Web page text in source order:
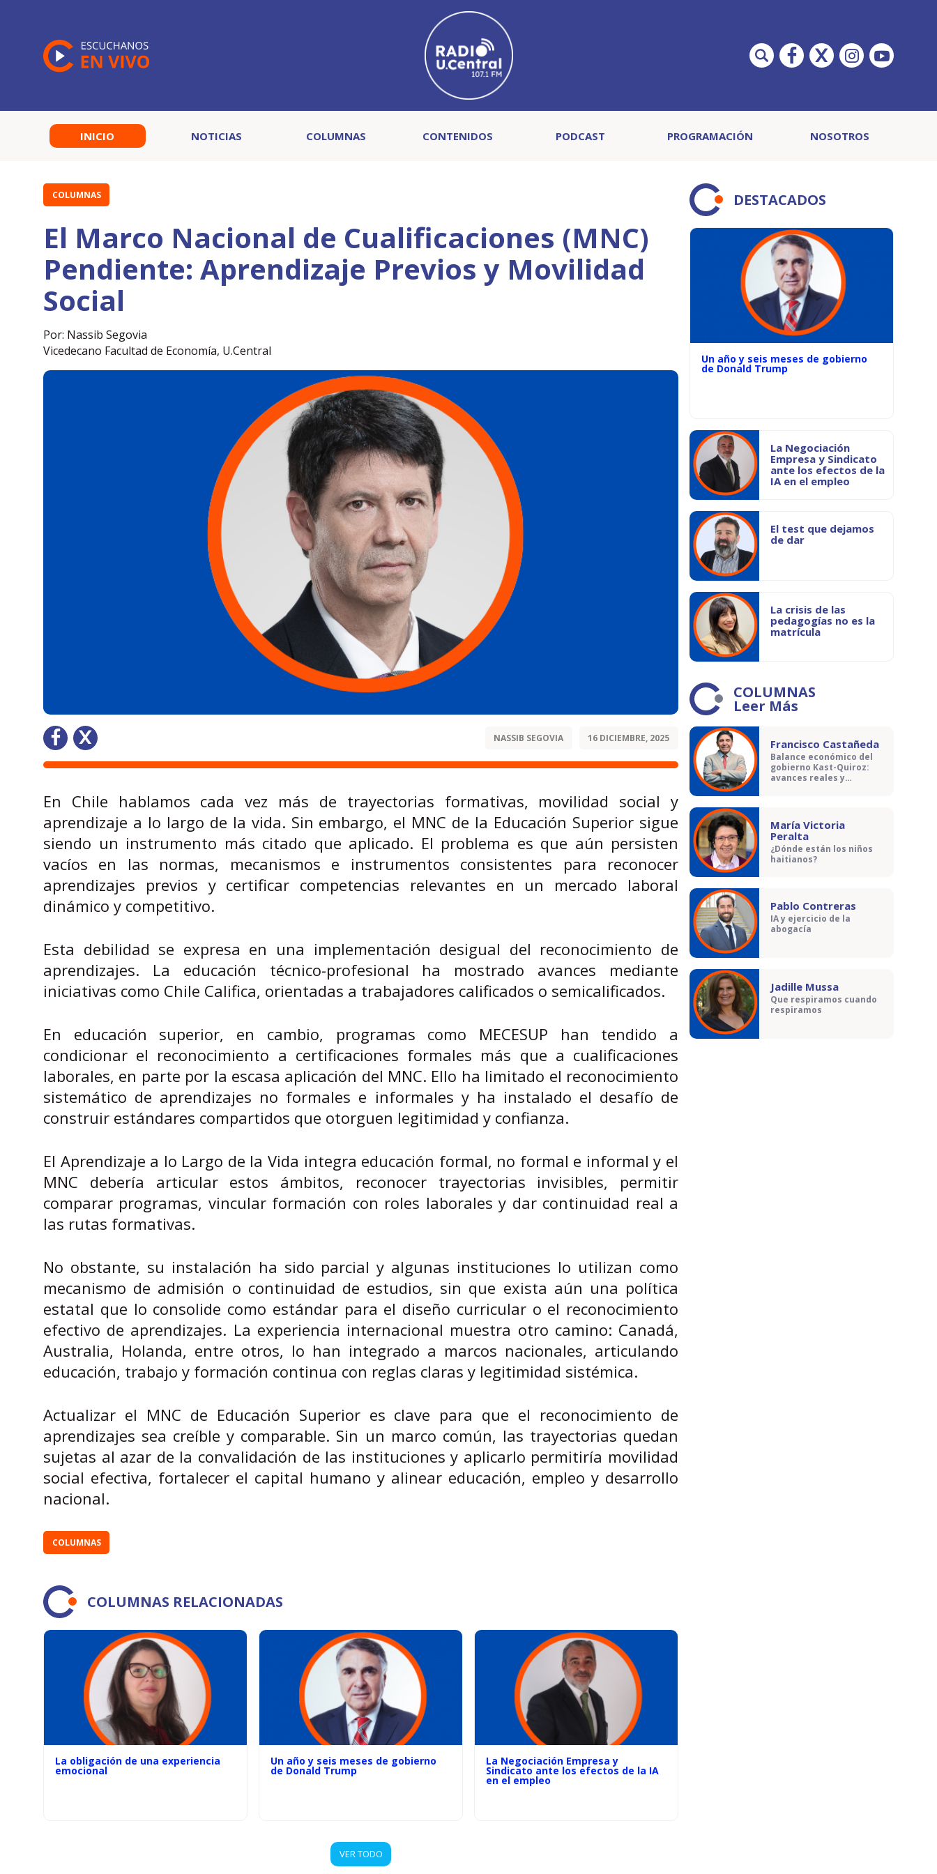
INICIO NOTICIAS COLUMNAS CONTENIDOS PODCAST PROGRAMACIÓN NOSOTROS
COLUMNAS
El Marco Nacional de Cualificaciones (MNC)
Pendiente: Aprendizaje Previos y Movilidad
Social
Por: Nassib Segovia
Vicedecano Facultad de Economía, U.Central
NASSIB SEGOVIA 16 DICIEMBRE, 2025
En Chile hablamos cada vez más de trayectorias formativas, movilidad social y
aprendizaje a lo largo de la vida. Sin embargo, el MNC de la Educación Superior sigue
siendo un instrumento más citado que aplicado. El problema es que aún persisten
vacíos en las normas, mecanismos e instrumentos consistentes para reconocer
aprendizajes previos y certificar competencias relevantes en un mercado laboral
dinámico y competitivo.
Esta debilidad se expresa en una implementación desigual del reconocimiento de
aprendizajes. La educación técnico-profesional ha mostrado avances mediante
iniciativas como Chile Califica, orientadas a trabajadores calificados o semicalificados.
En educación superior, en cambio, programas como MECESUP han tendido a
condicionar el reconocimiento a certificaciones formales más que a cualificaciones
laborales, en parte por la escasa aplicación del MNC. Ello ha limitado el reconocimiento
sistemático de aprendizajes no formales e informales y ha instalado el desafío de
construir estándares compartidos que otorguen legitimidad y confianza.
El Aprendizaje a lo Largo de la Vida integra educación formal, no formal e informal y el
MNC debería articular estos ámbitos, reconocer trayectorias invisibles, permitir
comparar programas, vincular formación con roles laborales y dar continuidad real a
las rutas formativas.
No obstante, su instalación ha sido parcial y algunas instituciones lo utilizan como
mecanismo de admisión o continuidad de estudios, sin que exista aún una política
estatal que lo consolide como estándar para el diseño curricular o el reconocimiento
efectivo de aprendizajes. La experiencia internacional muestra otro camino: Canadá,
Australia, Holanda, entre otros, lo han integrado a marcos nacionales, articulando
educación, trabajo y formación continua con reglas claras y legitimidad sistémica.
Actualizar el MNC de Educación Superior es clave para que el reconocimiento de
aprendizajes sea creíble y comparable. Sin un marco común, las trayectorias quedan
sujetas al azar de la convalidación de las instituciones y aplicarlo permitiría movilidad
social efectiva, fortalecer el capital humano y alinear educación, empleo y desarrollo
nacional.
COLUMNAS
COLUMNAS RELACIONADAS
La obligación de una experiencia
emocional
Un año y seis meses de gobierno
de Donald Trump
La Negociación Empresa y
Sindicato ante los efectos de la IA
en el empleo
VER TODO
DESTACADOS
Un año y seis meses de gobierno
de Donald Trump
La Negociación
Empresa y Sindicato
ante los efectos de la
IA en el empleo
El test que dejamos
de dar
La crisis de las
pedagogías no es la
matrícula
COLUMNAS
Leer Más
Francisco Castañeda
Balance económico del
gobierno Kast-Quiroz:
avances reales y
María Victoria
Peralta
¿Dónde están los niños
haitianos?
Pablo Contreras
IA y ejercicio de la
abogacía
Jadille Mussa
Que respiramos cuando
respiramos